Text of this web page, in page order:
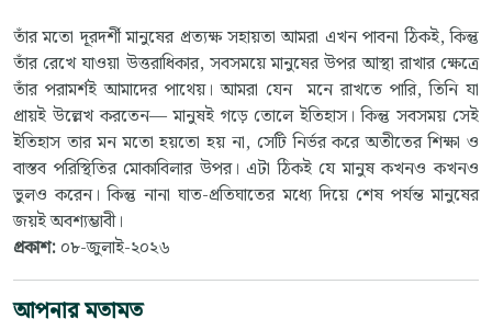
তাঁর মতো দূরদর্শী মানুষের প্রত্যক্ষ সহায়তা আমরা এখন পাবনা ঠিকই, কিন্তু
তাঁর রেখে যাওয়া উত্তরাধিকার, সবসময়ে মানুষের উপর আস্থা রাখার ক্ষেত্রে
তাঁর পরামর্শই আমাদের পাথেয়। আমরা যেন মনে রাখতে পারি, তিনি যা
প্রায়ই উল্লেখ করতেন— মানুষই গড়ে তোলে ইতিহাস। কিন্তু সবসময় সেই
ইতিহাস তার মন মতো হয়তো হয় না, সেটি নির্ভর করে অতীতের শিক্ষা ও
বাস্তব পরিস্থিতির মোকাবিলার উপর। এটা ঠিকই যে মানুষ কখনও কখনও
ভুলও করেন। কিন্তু নানা ঘাত-প্রতিঘাতের মধ্যে দিয়ে শেষ পর্যন্ত মানুষের
জয়ই অবশ্যম্ভাবী।
প্রকাশ: ০৮-জুলাই-২০২৬
আপনার মতামত